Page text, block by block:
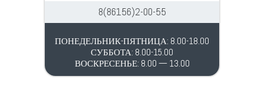
8(86156)2-00-55
ПОНЕДЕЛЬНИК-ПЯТНИЦА: 8.00-18.00
СУББОТА: 8.00-15.00
ВОСКРЕСЕНЬЕ: 8.00 — 13.00